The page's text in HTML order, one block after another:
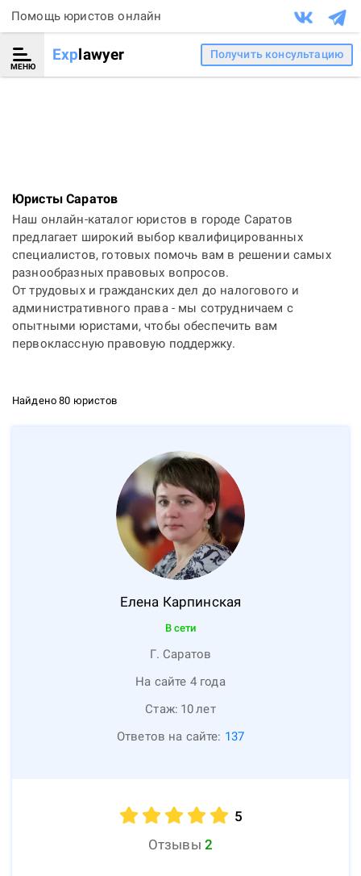
Помощь юристов онлайн
МЕНЮ
Explawyer Получить консультацию
Юристы Саратов
Наш онлайн-каталог юристов в городе Саратов
предлагает широкий выбор квалифицированных
специалистов, готовых помочь вам в решении самых
разнообразных правовых вопросов.
От трудовых и гражданских дел до налогового и
административного права - мы сотрудничаем с
опытными юристами, чтобы обеспечить вам
первоклассную правовую поддержку.
Найдено 80 юристов
Елена Карпинская
В сети
Г. Саратов
На сайте 4 года
Стаж: 10лет
Ответов на сайте: 137
5
Отзывы 2